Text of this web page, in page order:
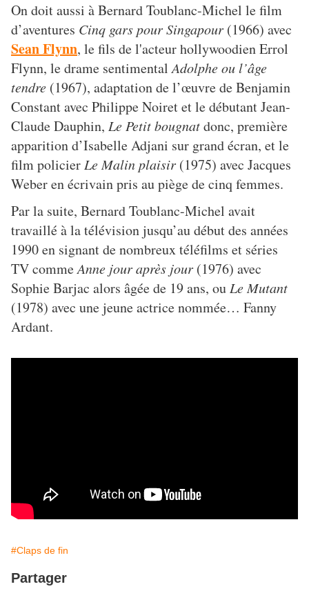
On doit aussi à Bernard Toublanc-Michel le film
d’aventures Cinq gars pour Singapour (1966) avec
Sean Flynn, le fils de l'acteur hollywoodien Errol
Flynn, le drame sentimentalAdolphe ou l’âge
tendre (1967), adaptation de l’œuvre de Benjamin
Constant avec Philippe Noiret et le débutant Jean-
Claude Dauphin, Le Petit bougnatdonc, première
apparition d’Isabelle Adjani sur grand écran, et le
film policier Le Malin plaisir (1975) avec Jacques
Weber en écrivain pris au piège de cinq femmes.
Par la suite, Bernard Toublanc-Michel avait
travaillé à la télévision jusqu’au début des années
1990 en signant de nombreux téléfilms et séries
TV commeAnne jour après jour (1976) avec
Sophie Barjac alors âgée de 19 ans, ou Le Mutant
(1978) avec une jeune actrice nommée… Fanny
Ardant.
#Claps de fin
Partager